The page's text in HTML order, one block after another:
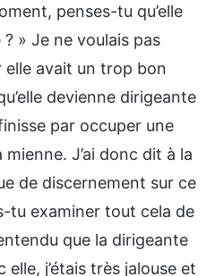
penses-tu qu’elle
» Je ne voulais pas
elle avait un trop bon
devienne dirigeante
par occuper une
J’ai donc dit à la
de discernement sur ce
tu examiner tout cela de
que la dirigeante
j’étais très jalouse et